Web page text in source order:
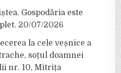
Gospodăria este
20/07/2026
la cele veșnice a
soțul doamnei
nr. 10, Mitrița